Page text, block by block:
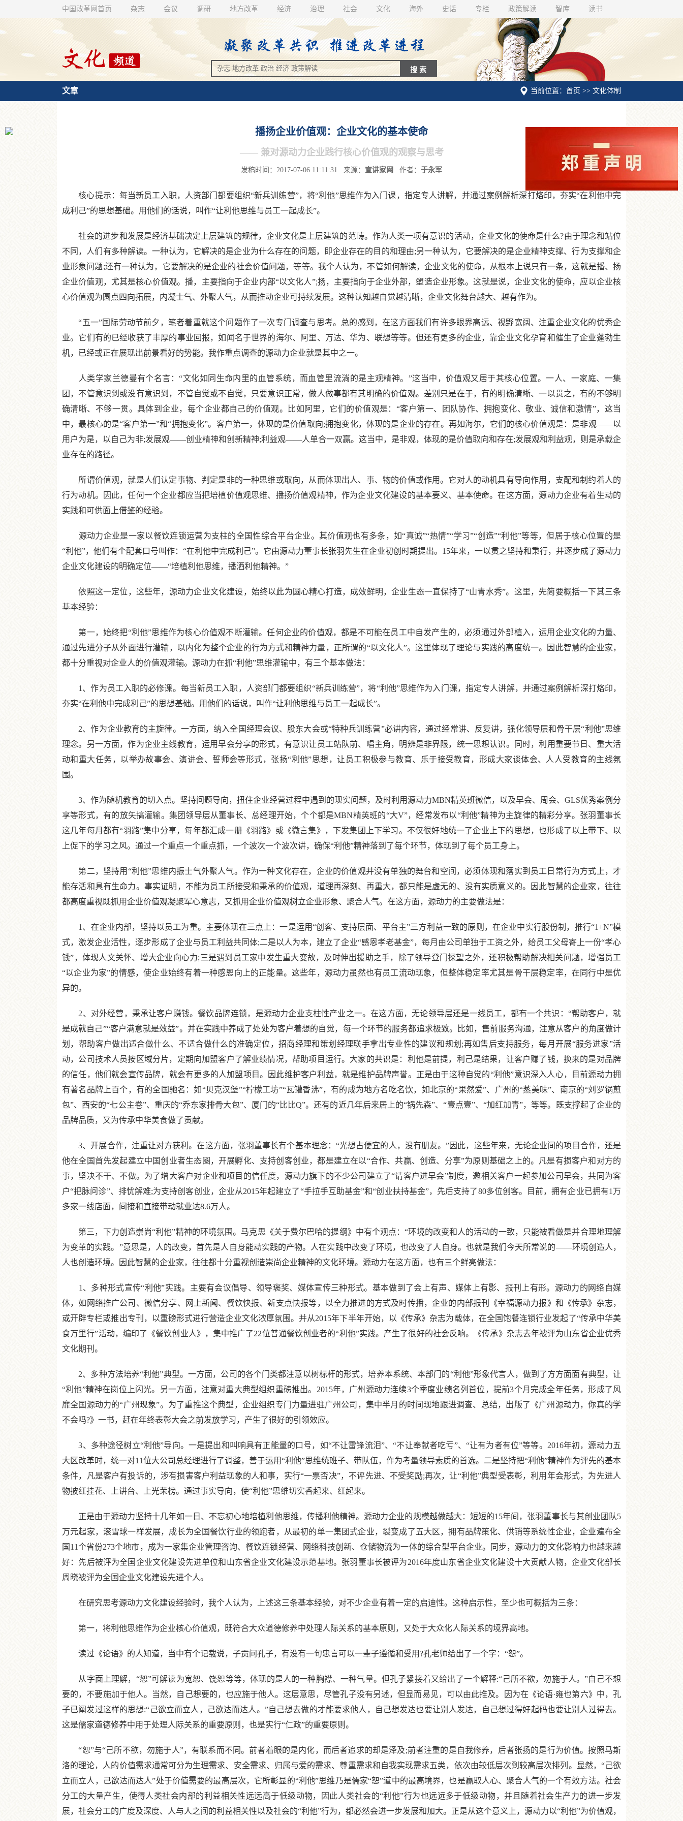
中国改革网首页 杂志 会议 调研 地方改革 经济 治理 社会 文化 海外 史话 专栏 政策解读 智库 读书
当前位置：首页 >> 文化体制
文章
播扬企业价值观：企业文化的基本使命
—— 兼对源动力企业践行核心价值观的观察与思考
发稿时间：2017-07-06 11:11:31 来源： 宣讲家网 作者： 于永军
核心提示：每当新员工入职，人资部门都要组织“新兵训练营”，将“利他”思维作为入门课，指定专人讲解，并通过案例解析深打烙印，夯实“在利他中完
成利己”的思想基础。用他们的话说，叫作“让利他思维与员工一起成长”。
社会的进步和发展是经济基础决定上层建筑的规律，企业文化是上层建筑的范畴。作为人类一项有意识的活动，企业文化的使命是什么?由于理念和站位
不同，人们有多种解读。一种认为，它解决的是企业为什么存在的问题，即企业存在的目的和理由;另一种认为，它要解决的是企业精神支撑、行为支撑和企
业形象问题;还有一种认为，它要解决的是企业的社会价值问题，等等。我个人认为，不管如何解读，企业文化的使命，从根本上说只有一条，这就是播、扬
企业价值观，尤其是核心价值观。播，主要指向于企业内部“以文化人”;扬，主要指向于企业外部，塑造企业形象。这就是说，企业文化的使命，应以企业核
心价值观为圆点四向拓展，内凝士气、外聚人气，从而推动企业可持续发展。这种认知越自觉越清晰，企业文化舞台越大、越有作为。
“五一”国际劳动节前夕，笔者着重就这个问题作了一次专门调查与思考。总的感到，在这方面我们有许多眼界高远、视野宽阔、注重企业文化的优秀企
业。它们有的已经收获了丰厚的事业回报，如闻名于世界的海尔、阿里、万达、华为、联想等等。但还有更多的企业，靠企业文化孕育和催生了企业蓬勃生
机，已经或正在展现出前景看好的势能。我作重点调查的源动力企业就是其中之一。
人类学家兰德曼有个名言：“文化如同生命内里的血管系统，而血管里流淌的是主观精神。”这当中，价值观又居于其核心位置。一人、一家庭、一集
团，不管意识到或没有意识到，不管自觉或不自觉，只要意识正常，做人做事都有其明确的价值观。差别只是在于，有的明确清晰、一以贯之，有的不够明
确清晰、不够一贯。具体到企业，每个企业都自己的价值观。比如阿里，它们的价值观是：“客户第一、团队协作、拥抱变化、敬业、诚信和激情”，这当
中，最核心的是“客户第一”和“拥抱变化”。客户第一，体现的是价值取向;拥抱变化，体现的是企业的存在。再如海尔，它们的核心价值观是：是非观——以
用户为是，以自己为非;发展观——创业精神和创新精神;利益观——人单合一双赢。这当中，是非观，体现的是价值取向和存在;发展观和利益观，则是承载企
业存在的路径。
所谓价值观，就是人们认定事物、判定是非的一种思维或取向，从而体现出人、事、物的价值或作用。它对人的动机具有导向作用，支配和制约着人的
行为动机。因此，任何一个企业都应当把培植价值观思维、播扬价值观精神，作为企业文化建设的基本要义、基本使命。在这方面，源动力企业有着生动的
实践和可供面上借鉴的经验。
源动力企业是一家以餐饮连锁运营为支柱的全国性综合平台企业。其价值观也有多条，如“真诚”“热情”“学习”“创造”“利他”等等，但居于核心位置的是
“利他”，他们有个配套口号叫作：“在利他中完成利己”。它由源动力董事长张羽先生在企业初创时期提出。15年来，一以贯之坚持和秉行，并逐步成了源动力
企业文化建设的明确定位——“培植利他思维，播洒利他精神。”
依照这一定位，这些年，源动力企业文化建设，始终以此为圆心精心打造，成效鲜明，企业生态一直保持了“山青水秀”。这里，先简要概括一下其三条
基本经验：
第一，始终把“利他”思维作为核心价值观不断灌输。任何企业的价值观，都是不可能在员工中自发产生的，必须通过外部植入，运用企业文化的力量、
通过先进分子从外面进行灌输，以内化为整个企业的行为方式和精神力量，正所谓的“以文化人”。这里体现了理论与实践的高度统一。因此智慧的企业家，
都十分重视对企业人的价值观灌输。源动力在抓“利他”思维灌输中，有三个基本做法：
1、作为员工入职的必修课。每当新员工入职，人资部门都要组织“新兵训练营”，将“利他”思维作为入门课，指定专人讲解，并通过案例解析深打烙印，
夯实“在利他中完成利己”的思想基础。用他们的话说，叫作“让利他思维与员工一起成长”。
2、作为企业教育的主旋律。一方面，纳入全国经理会议、股东大会或“特种兵训练营”必讲内容，通过经常讲、反复讲，强化领导层和骨干层“利他”思维
理念。另一方面，作为企业主线教育，运用早会分享的形式，有意识让员工站队前、唱主角，明辨是非界限，统一思想认识。同时，利用重要节日、重大活
动和重大任务，以举办故事会、演讲会、誓师会等形式，张扬“利他”思想，让员工积极参与教育、乐于接受教育，形成大家谈体会、人人受教育的主线氛
围。
3、作为随机教育的切入点。坚持问题导向，扭住企业经营过程中遇到的现实问题，及时利用源动力MBN精英班微信，以及早会、周会、GLS优秀案例分
享等形式，有的放矢搞灌输。集团领导层从董事长、总经理开始，个个都是MBN精英班的“大V”，经常发布以“利他”精神为主旋律的精彩分享。张羽董事长
这几年每月都有“羽路”集中分享，每年都汇成一册《羽路》或《微言集》，下发集团上下学习。不仅很好地统一了企业上下的思想，也形成了以上带下、以
上促下的学习之风。通过一个重点一个重点抓，一个波次一个波次讲，确保“利他”精神落到了每个环节，体现到了每个员工身上。
第二，坚持用“利他”思维内振士气外聚人气。作为一种文化存在，企业的价值观并没有单独的舞台和空间，必须体现和落实到员工日常行为方式上，才
能存活和具有生命力。事实证明，不能为员工所接受和秉承的价值观，道理再深刻、再重大，都只能是虚无的、没有实质意义的。因此智慧的企业家，往往
都高度重视既抓用企业价值观凝聚军心意志，又抓用企业价值观树立企业形象、聚合人气。在这方面，源动力的主要做法是：
1、在企业内部，坚持以员工为重。主要体现在三点上：一是运用“创客、支持层面、平台主”三方利益一致的原则，在企业中实行股份制，推行“1+N”模
式，激发企业活性，逐步形成了企业与员工利益共同体;二是以人为本，建立了企业“感恩孝老基金”，每月由公司单独于工资之外，给员工父母寄上一份“孝心
钱”，体现人文关怀、增大企业向心力;三是遇到员工家中发生重大变故，及时伸出援助之手，除了领导登门探望之外，还积极帮助解决相关问题，增强员工
“以企业为家”的情感，使企业始终有着一种感恩向上的正能量。这些年，源动力虽然也有员工流动现象，但整体稳定率尤其是骨干层稳定率，在同行中是优
异的。
2、对外经营，秉承让客户赚钱。餐饮品牌连锁，是源动力企业支柱性产业之一。在这方面，无论领导层还是一线员工，都有一个共识：“帮助客户，就
是成就自己”“客户满意就是效益”。并在实践中养成了处处为客户着想的自觉，每一个环节的服务都追求极致。比如，售前服务沟通，注意从客户的角度做计
划，帮助客户做出适合做什么、不适合做什么的准确定位，招商经理和策划经理联手拿出专业性的建议和规划;再如售后支持服务，每月开展“服务进家”活
动，公司技术人员按区域分片，定期向加盟客户了解业绩情况，帮助项目运行。大家的共识是：利他是前提，利己是结果，让客户赚了钱，换来的是对品牌
的信任，他们就会宣传品牌，就会有更多的人加盟项目。因此维护客户利益，就是维护品牌声誉。正是由于这种自觉的“利他”意识深入人心，目前源动力拥
有著名品牌上百个，有的全国驰名：如“贝克汉堡”“柠檬工坊”“瓦罐香沸”，有的成为地方名吃名饮，如北京的“果然爱”、广州的“蒸美味”、南京的“刘罗锅煎
包”、西安的“七公主卷”、重庆的“乔东家排骨大包”、厦门的“比比Q”。还有的近几年后来居上的“锅先森”、“壹点壹”、“加红加青”，等等。既支撑起了企业的
品牌品质，又为传承中华美食做了贡献。
3、开展合作，注重让对方获利。在这方面，张羽董事长有个基本理念：“光想占便宜的人，没有朋友。”因此，这些年来，无论企业间的项目合作，还是
他在全国首先发起建立中国创业者生态圈，开展孵化、支持创客创业，都是建立在以“合作、共赢、创造、分享”为原则基础之上的。凡是有损客户和对方的
事，坚决不干、不做。为了增大客户对企业和项目的信任度，源动力旗下的不少公司建立了“请客户进早会”制度，邀相关客户一起参加公司早会，共同为客
户“把脉问诊”、排忧解难;为支持创客创业，企业从2015年起建立了“手拉手互助基金”和“创业扶持基金”，先后支持了80多位创客。目前，拥有企业已拥有1万
多家一线店面，间接和直接带动就业达8.6万人。
第三，下力创造崇尚“利他”精神的环境氛围。马克思《关于费尔巴哈的提纲》中有个观点：“环境的改变和人的活动的一致，只能被看做是并合理地理解
为变革的实践。”意思是，人的改变，首先是人自身能动实践的产物。人在实践中改变了环境，也改变了人自身。也就是我们今天所常说的——环境创造人，
人也创造环境。因此智慧的企业家，往往都十分重视创造崇尚企业精神的文化环境。源动力在这方面，也有三个鲜亮做法：
1、多种形式宣传“利他”实践。主要有会议倡导、领导褒奖、媒体宣传三种形式。基本做到了会上有声、媒体上有影、报刊上有形。源动力的网络自媒
体，如网络推广公司、微信分享、网上新闻、餐饮快报、新支点快报等，以全力推进的方式及时传播，企业的内部报刊《幸福源动力报》和《传承》杂志，
或开辟专栏或推出专刊，以重磅形式进行营造企业文化浓厚氛围。并从2015年下半年开始，以《传承》杂志为载体，在全国饱餐连锁行业发起了“传承中华美
食万里行”活动，编印了《餐饮创业人》，集中推广了22位普通餐饮创业者的“利他”实践。产生了很好的社会反响。《传承》杂志去年被评为山东省企业优秀
文化期刊。
2、多种方法培养“利他”典型。一方面，公司的各个门类都注意以树标杆的形式，培养本系统、本部门的“利他”形象代言人，做到了方方面面有典型，让
“利他”精神在岗位上闪光。另一方面，注意对重大典型组织重磅推出。2015年，广州源动力连续3个季度业绩名列首位，提前3个月完成全年任务，形成了风
靡全国源动力的“广州现象”。为了重推这个典型，企业组织专门力量进驻广州公司，集中半月的时间现地跟进调查、总结，出版了《广州源动力，你真的学
不会吗?》一书，赶在年终表彰大会之前发放学习，产生了很好的引领效应。
3、多种途径树立“利他”导向。一是提出和叫响具有正能量的口号，如“不让雷锋流泪”、“不让奉献者吃亏”、“让有为者有位”等等。2016年初，源动力五
大区改革时，统一对11位大公司总经理进行了调整，善于运用“利他”思维统班子、带队伍，作为考量领导素质的首选。二是坚持把“利他”精神作为评先的基本
条件，凡是客户有投诉的，涉有损害客户利益现象的人和事，实行“一票否决”，不评先进、不受奖励;再次，让“利他”典型受表彰，利用年会形式，为先进人
物披红挂花、上讲台、上光荣榜。通过事实导向，使“利他”思维切实香起来、红起来。
正是由于源动力坚持十几年如一日、不忘初心地培植利他思维，传播利他精神。源动力企业的规模越做越大：短短的15年间，张羽董事长与其创业团队5
万元起家，滚雪球一样发展，成长为全国餐饮行业的领跑者，从最初的单一集团式企业，裂变成了五大区，拥有品牌策化、供销等系统性企业，企业遍布全
国11个省份273个地市，成为一家集企业管理咨询、餐饮连锁经营、网络科技创新、仓储物流为一体的综合型平台企业。同步，源动力的文化影响力也越来越
好：先后被评为全国企业文化建设先进单位和山东省企业文化建设示范基地。张羽董事长被评为2016年度山东省企业文化建设十大贡献人物，企业文化部长
周晓被评为全国企业文化建设先进个人。
在研究思考源动力文化建设经验时，我个人认为，上述这三条基本经验，对不少企业有着一定的启迪性。这种启示性，至少也可概括为三条：
第一，将利他思维作为企业核心价值观，既符合大众道德修养中处理人际关系的基本原则，又处于大众化人际关系的境界高地。
读过《论语》的人知道，当中有个记载说，子贡问孔子，有没有一句忠言可以一辈子遵循和受用?孔老师给出了一个字：“恕”。
从字面上理解，“恕”可解读为宽恕、饶恕等等，体现的是人的一种胸襟、一种气量。但孔子紧接着又给出了一个解释:“己所不欲，勿施于人。”自己不想
要的，不要施加于他人。当然，自己想要的，也应施于他人。这层意思，尽管孔子没有另述，但显而易见，可以由此推及。因为在《论语·雍也第六》中，孔
子已阐发过这样的思想:“己欲立而立人，己欲达而达人。”自己想去做的才能要求他人，自己想发达也要让别人发达，自己想过得好起码也要让别人过得去。
这是儒家道德修养中用于处理人际关系的重要原则，也是实行“仁政”的重要原则。
“恕”与“己所不欲，勿施于人”，有联系而不同。前者着眼的是内化，而后者追求的却是泽及;前者注重的是自我修养，后者张扬的是行为价值。按照马斯
洛的理论，人的价值需求通常可分为生理需求、安全需求、归属与爱的需求、尊重需求和自我实现需求五类，依次由较低层次到较高层次排列。显然，“己欲
立而立人，己欲达而达人”处于价值需要的最高层次，它所彰显的“利他”思维乃是儒家“恕”道中的最高境界，也是赢取人心、聚合人气的一个有效方法。社会
分工的大量产生，使得人类社会内部的利益相关性远远高于低级动物，因此人类社会的“利他”行为也远远多于低级动物，并且随着社会生产力的进一步发
展，社会分工的广度及深度、人与人之间的利益相关性以及社会的“利他”行为，都必然会进一步发展和加大。正是从这个意义上，源动力以“利他”为价值观，